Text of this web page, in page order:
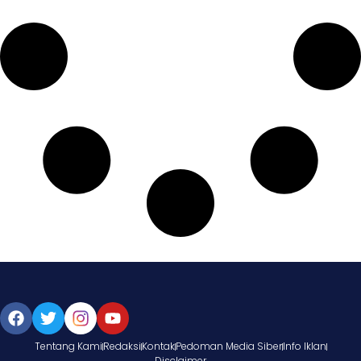
Tentang KamiRedaksiKontakPedoman Media SiberInfo Iklan